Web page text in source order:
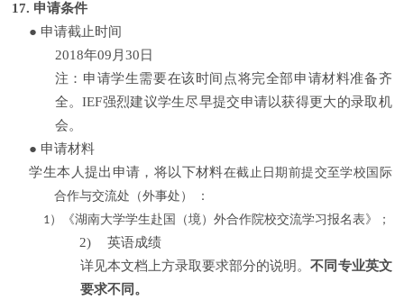
17. 申请条件
● 申请截止时间
2018年09月 30 日
注：申请学生需要在该时间点将完全部申请材料准备齐
全。IEF强烈建议学生尽早提交申请以获得更大的录取机
会。
● 申请材料
学生本人提出申请，将以下材料在截止日期前提交至学校国际
合作与交流处（外事处）
：
1） 《湖南大学学生赴国（境）外合作院校交流学习报名表》 ；
2)
英语成绩
详见本文档上方录取要求部分的说明。不同专业英文
要求不同。